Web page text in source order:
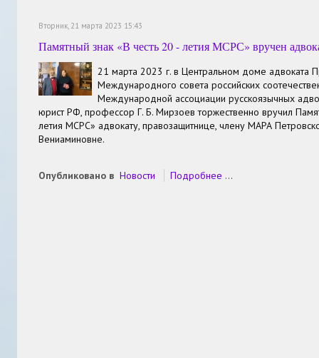
Вторник, 21 марта 2023 15:43
Памятный знак «В честь 20 - летия МСРС» вручен
21 марта 2023 г. в Центральном доме адвоката
Международного совета российских
Международной ассоциации русскоязычных
юрист РФ, профессор Г. Б. Мирзоев торжественно вручил
летия МСРС» адвокату, правозащитнице, члену МАРА
Вениаминовне.
Опубликовано в Новости Подробнее ...